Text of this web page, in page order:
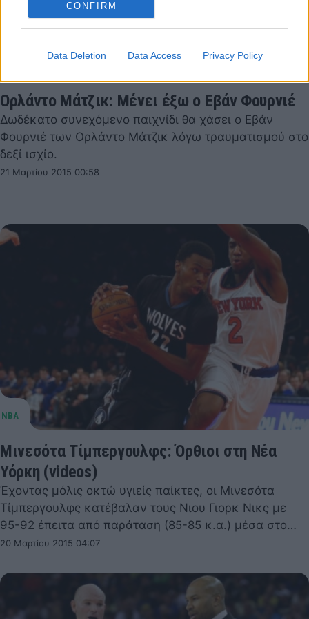
CONFIRM
Data Deletion Data Access Privacy Policy
Ορλάντο Μάτζικ: Μένει έξω ο Εβάν Φουρνιέ
Δωδέκατο συνεχόμενο παιχνίδι θα χάσει ο Εβάν
Φουρνιέ των Ορλάντο Μάτζικ λόγω τραυματισμού στο
δεξί ισχίο.
21 Μαρτίου 2015 00:58
Μινεσότα Τίμπεργουλφς: Όρθιοι στη Νέα
Υόρκη (videos)
Έχοντας μόλις οκτώ υγιείς παίκτες, οι Μινεσότα
Τίμπεργουλφς κατέβαλαν τους Νιου Γιορκ Νικς με
95-92 έπειτα από παράταση (85-85 κ.α.) μέσα στο…
20 Μαρτίου 2015 04:07